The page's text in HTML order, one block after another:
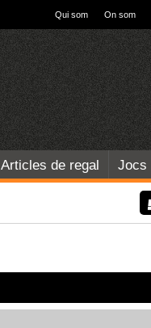
Qui som On som
Articles de regal Jocs